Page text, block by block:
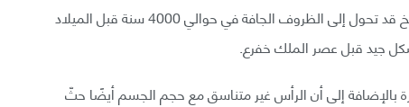
لكن بالنظر إلى أن المناخ الرطب في عصور ما قبل التاريخ قد تحول إلى الظروف الجافة في حوالي 4000 سنة قبل الميلاد
جيد قبل عصر الملك خفرع.
بالإضافة إلى أن الرأس غير متناسق مع حجم الجسم أيضًا حثّ